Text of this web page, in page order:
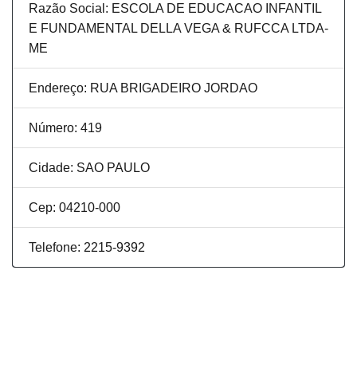
Razão Social: ESCOLA DE EDUCACAO INFANTIL
E FUNDAMENTAL DELLA VEGA & RUFCCA LTDA-
ME
Endereço: RUA BRIGADEIRO JORDAO
Número: 419
Cidade: SAO PAULO
Cep: 04210-000
Telefone: 2215-9392